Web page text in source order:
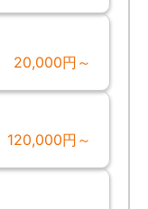
20,000円～
120,000円～